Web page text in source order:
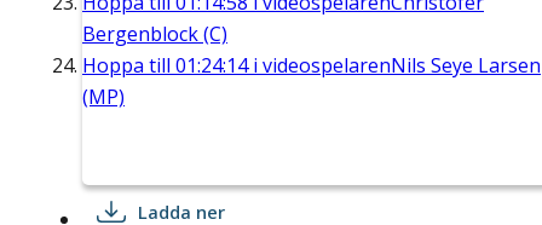
Bergenblock (C)
Hoppa till 01:24:14i videospelarenNils Seye Larsen
(MP)
Ladda ner